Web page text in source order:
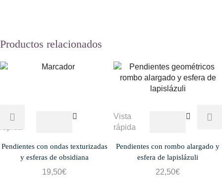
Productos relacionados
Vista
Pendientes con ondas texturizadas
y esferas de obsidiana
19,50€
Vista
rápida
Pendientes con rombo alargado y
esfera de lapislázuli
22,50€